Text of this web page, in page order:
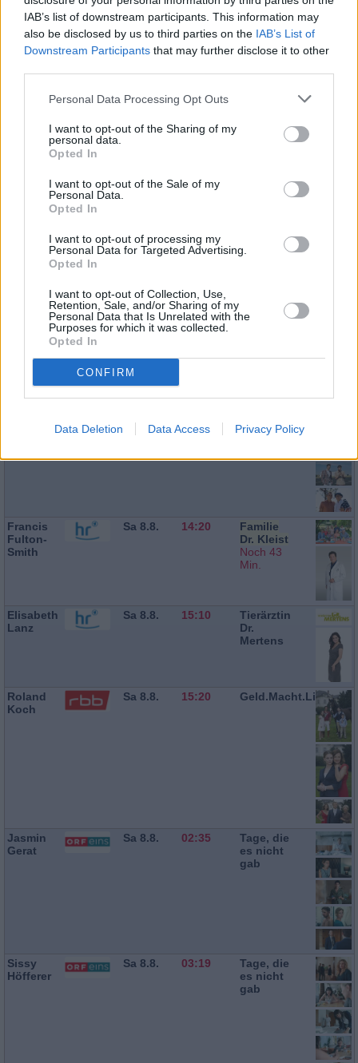
IAB’s list of downstream participants. This information may
also be disclosed by us to third parties on the IAB’s List of
Downstream Participants that may further disclose it to other
Personal Data Processing Opt Outs
I want to opt-out of the Sharing of my
personal data.
Opted In
I want to opt-out of the Sale of my
Personal Data.
Opted In
I want to opt-out of processing my
Personal Data for Targeted Advertising.
Opted In
I want to opt-out of Collection, Use,
Retention, Sale, and/or Sharing of my
Personal Data that Is Unrelated with the
Purposes for which it was collected.
Opted In
CONFIRM
Data Deletion Data Access Privacy Policy
Speidel
Sommer
in
Marrakesch
Min.
Sa 8.8. 16:10
Rosenheim-
Silberbauer
Sa 8.8.
SOKO
Francis
Fulton-
Smith
Sa 8.8. 14:20
Familie
Dr. Kleist
Noch 43
Min.
Elisabeth
Lanz
Sa 8.8. 15:10
Tierärztin
Dr.
Mertens
Roland
Koch
Sa 8.8. 15:20 Geld.Macht.Liebe
Jasmin
Gerat
Sa 8.8. 02:35
Tage, die
es nicht
gab
Sissy
Höfferer
Sa 8.8. 03:19
Tage, die
es nicht
gab